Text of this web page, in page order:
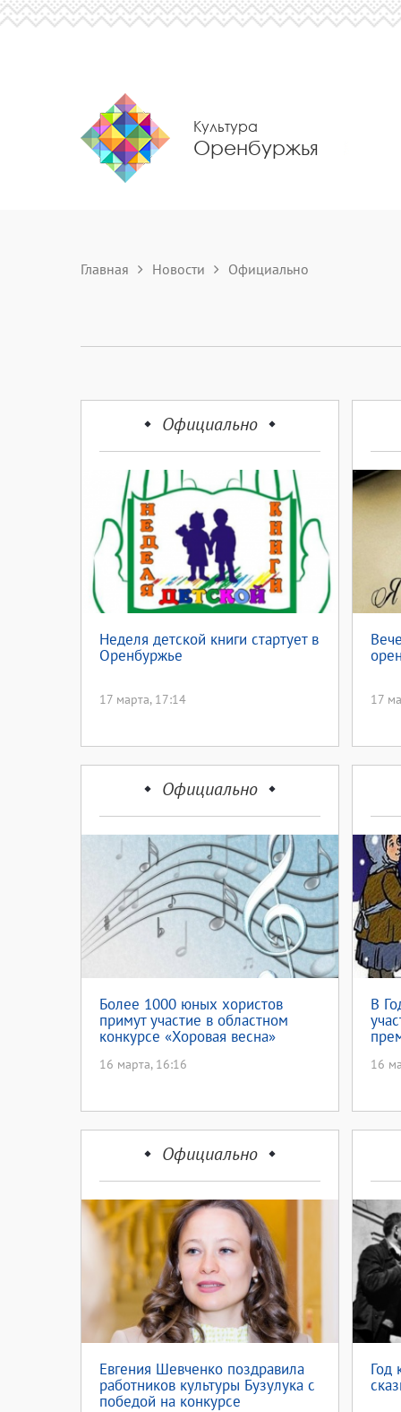
Культура
Оренбуржья
Главная Новости Официально
Официально
Неделя детской книги стартует в
Оренбуржье
17 марта, 17:14 17
Официально
Более 1000 юных хористов
примут участие в областном
конкурсе «Хоровая весна»
16 марта, 16:16
В
16
Официально
Евгения Шевченко поздравила
работников культуры Бузулука с
победой на конкурсе
Год